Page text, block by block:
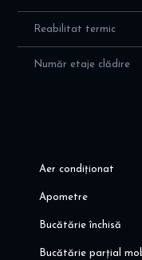
Reabilitat termic
Număr etaje clădire
Aer condiționat
Apometre
Bucătărie închisă
Bucătărie parțial